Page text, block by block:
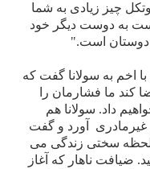
چيز زيادى به شما
به دوست ديگر خود
دوستان است."
اخم به سولانا گفت که
کند ما فشارمان را
داد. سولانا هم
آورد و گفت
لحظه سختى زندگى مى
ضيافت ناهار که آغاز